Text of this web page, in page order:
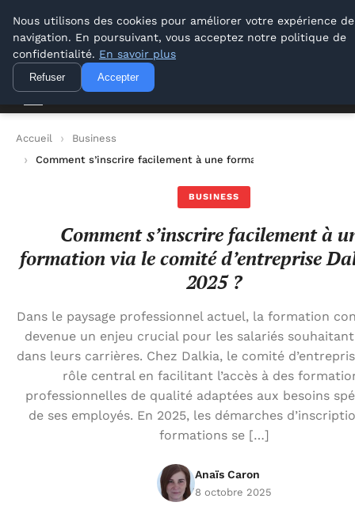
Lyon Photos
Lyon Photos
Accueil
Business
Comment s’inscrire facilement à une formation via le comité
BUSINESS
Comment s’inscrire facilement à
formation via le comité d’entreprise
2025 ?
Dans le paysage professionnel actuel, la formation
devenue un enjeu crucial pour les salariés
dans leurs carrières. Chez Dalkia, le comité
rôle central en facilitant l’accès à des
professionnelles de qualité adaptées aux besoins
de ses employés. En 2025, les démarches
formations se […]
Anaïs Caron
8 octobre 2025
Nous utilisons des cookies pour améliorer votre expérience de
navigation. En poursuivant, vous acceptez notre politique de
confidentialité. En savoir plus
Refuser Accepter